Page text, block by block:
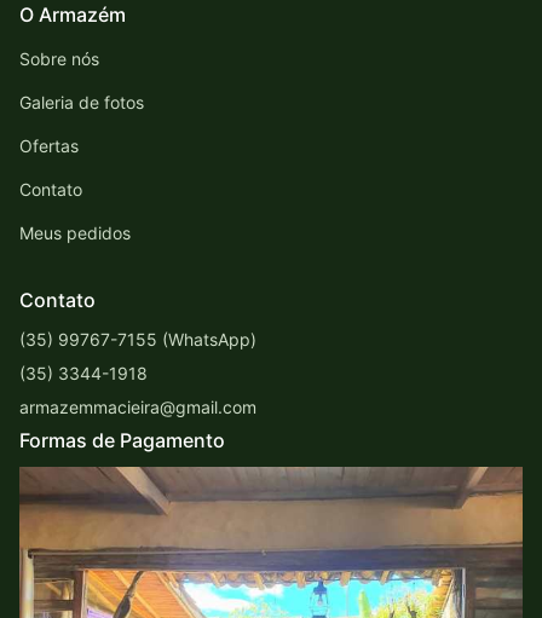
O Armazém
Sobre nós
Galeria de fotos
Ofertas
Contato
Meus pedidos
Contato
(35) 99767-7155 (WhatsApp)
(35) 3344-1918
armazemmacieira@gmail.com
Formas de Pagamento